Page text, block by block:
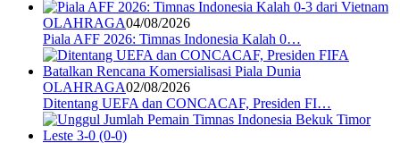
OLAHRAGA04/08/2026
Piala AFF 2026: Timnas Indonesia Kalah 0…
OLAHRAGA02/08/2026
Ditentang UEFA dan CONCACAF, Presiden FI…